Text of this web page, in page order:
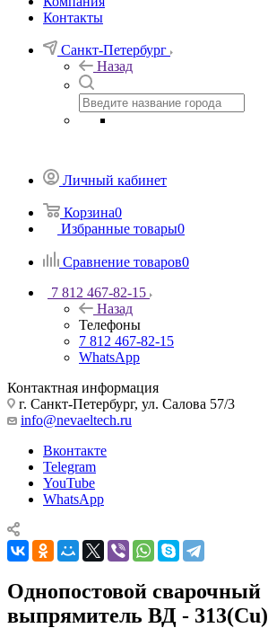
Контакты
Санкт-Петербург
Назад
Личный кабинет
Корзина0
Избранные товары0
Сравнение товаров0
7 812 467-82-15
Назад
Телефоны
7 812 467-82-15
WhatsApp
Контактная информация
г. Санкт-Петербург, ул. Салова 57/3
info@nevaeltech.ru
Вконтакте
Telegram
YouTube
WhatsApp
Однопостовой сварочный
выпрямитель ВД - 313(Cu)